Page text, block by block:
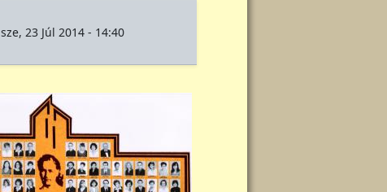
sze, 23 Júl 2014 - 14:40